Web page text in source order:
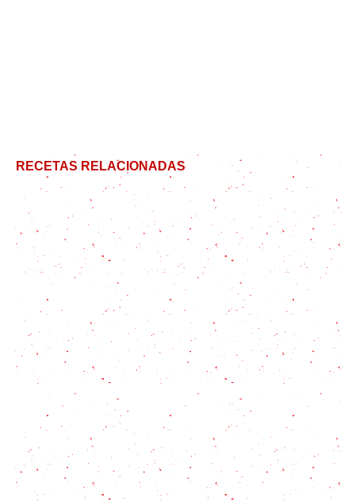
RECETAS RELACIONADAS
Tarta Red Velvet, suave y delicada como el
terciopelo
Cómo hacer la mejor tarta de queso sin horno: una
receta dulce, fácil y rápida
Tarta de peras en 5 pasos!
Receta de tarta dulce de merengue con mermelada
Tarta de durazno: 2 opciones que no fallan